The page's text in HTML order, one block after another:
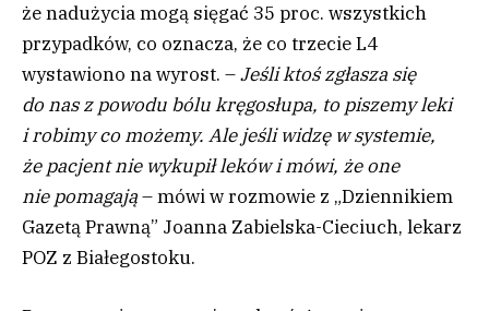
że nadużycia mogą sięgać 35 proc. wszystkich
przypadków, co oznacza, że co trzecie L4
wystawiono na wyrost. –Jeśli ktoś zgłasza się
do nas z powodu bólu kręgosłupa, to piszemy leki
i robimy co możemy. Ale jeśli widzę w systemie,
że pacjent nie wykupił leków i mówi, że one
nie pomagają– mówi w rozmowie z „Dziennikiem
Gazetą Prawną” Joanna Zabielska-Cieciuch, lekarz
POZ z Białegostoku.